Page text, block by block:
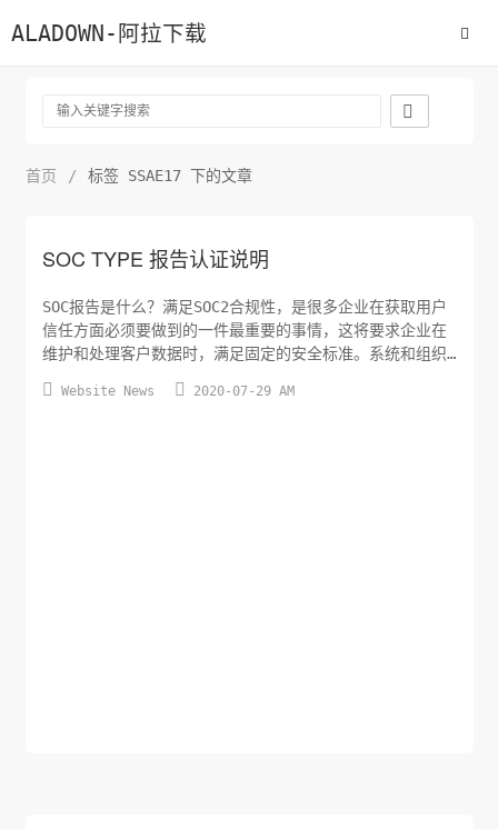
ALADOWN-阿拉下载

首页 / 标签 SSAE17 下的文章
SOC TYPE 报告认证说明
SOC报告是什么？满足SOC2合规性，是很多企业在获取用户
信任方面必须要做到的一件最重要的事情，这将要求企业在
维护和处理客户数据时，满足固定的安全标准。系统和组织
册会计师协会（AICPA）的定义，SOC报告主要有三种形式，
 Website News  2020-07-29 AM